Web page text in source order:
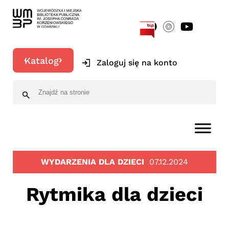
Katalog Zaloguj się na konto
WYDARZENIA DLA DZIECI 07.12.2024
Rytmika dla dzieci